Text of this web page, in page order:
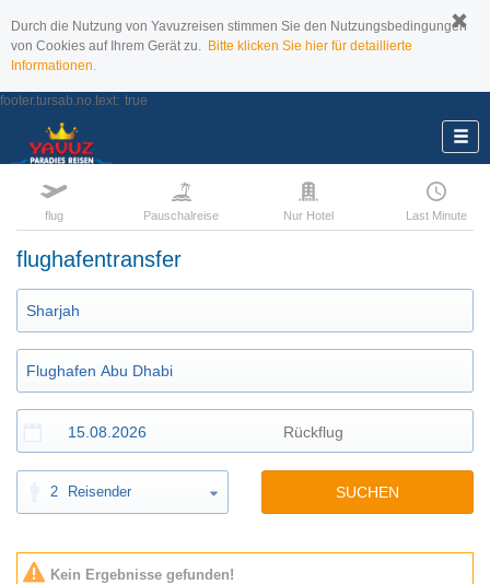
Durch die Nutzung von Yavuzreisen stimmen Sie den Nutzungsbedingungen
von Cookies auf Ihrem Gerät zu. Bitte klicken Sie hier für detaillierte
Informationen.
footer.tursab.no.text: true
flug Pauschalreise Nur Hotel Last Minute
flughafentransfer
2 Reisender SUCHEN
Kein Ergebnisse gefunden!